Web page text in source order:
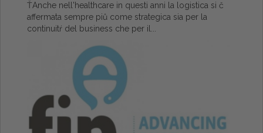
ŤAnche nell'healthcare in questi anni la logistica si č
affermata sempre piů come strategica sia per la
continuitŕ del business che per il...